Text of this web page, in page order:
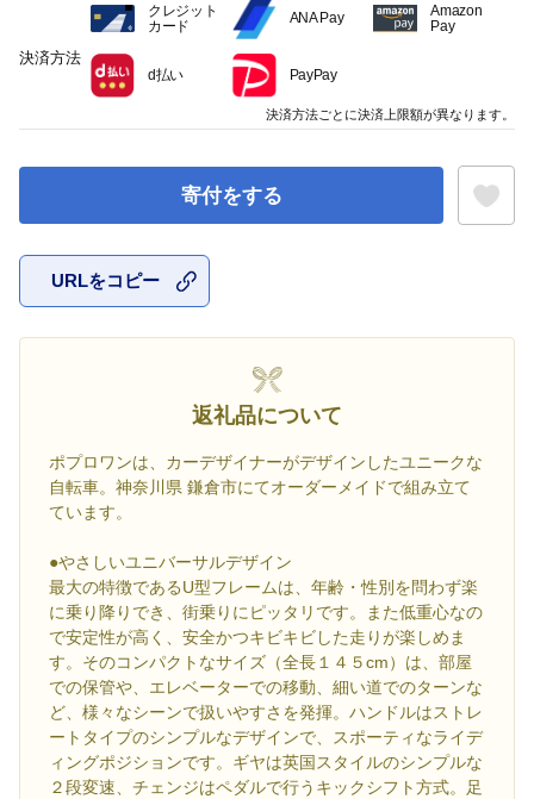
寄付をする
URLをコピー
返礼品について
ポプロワンは、カーデザイナーがデザインしたユニークな
自転車。神奈川県 鎌倉市にてオーダーメイドで組み立て
ています。
●やさしいユニバーサルデザイン
最大の特徴であるU型フレームは、年齢・性別を問わず楽
に乗り降りでき、街乗りにピッタリです。また低重心なの
で安定性が高く、安全かつキビキビした走りが楽しめま
す。そのコンパクトなサイズ（全長１４５cm）は、部屋
での保管や、エレベーターでの移動、細い道でのターンな
ど、様々なシーンで扱いやすさを発揮。ハンドルはストレ
ートタイプのシンプルなデザインで、スポーティなライデ
ィングポジションです。ギヤは英国スタイルのシンプルな
２段変速、チェンジはペダルで行うキックシフト方式。足
決済方法
クレジット
カード
ANA Pay
Amazon
Pay
d払い PayPay
決済方法ごとに決済上限額が異なります。